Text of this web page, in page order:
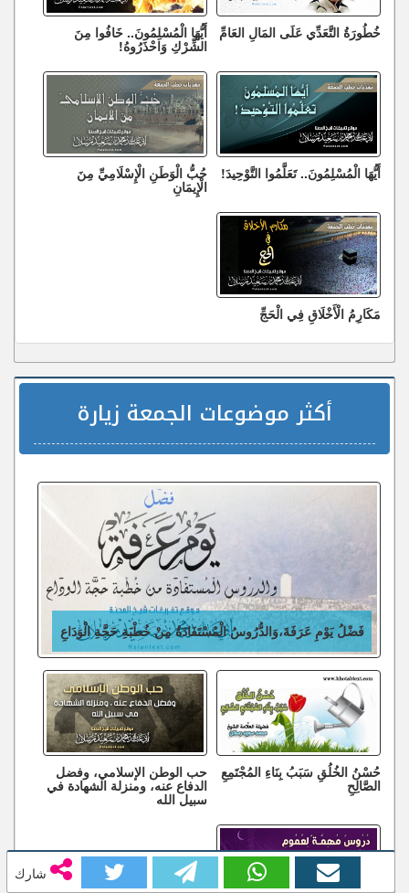
شارك
خُطُورَةُ التَّعَدِّي عَلَى المَالِ العَامِّ أَيُّهَا الْمُسْلِمُونَ.. خَافُوا مِنَ
الشِّرْكِ وَاحْذَرُوهُ!
أَيُّهَا الْمُسْلِمُونَ.. تَعَلَّمُوا التَّوْحِيدَ! حُبُّ الْوَطَنِ الْإِسْلَامِيِّ مِنَ
الْإِيمَانِ
مَكَارِمُ الْأَخْلَاقِ فِي الْحَجِّ
أكثر موضوعات الجمعة زيارة
فَضْلُ يَوْمِ عَرَفَةَ،وَالدُّرُوسُ الْمُسْتَفَادَةُ مِنْ خُطْبَةِ حَجَّةِ الْوَدَاعِ
حُسْنُ الخُلُقِ سَبَبُ بِنَاءِ المُجْتَمِعِ
الصَّالِحِ
حب الوطن الإسلامي، وفضل
الدفاع عنه، ومنزلة الشهادة في
سبيل الله